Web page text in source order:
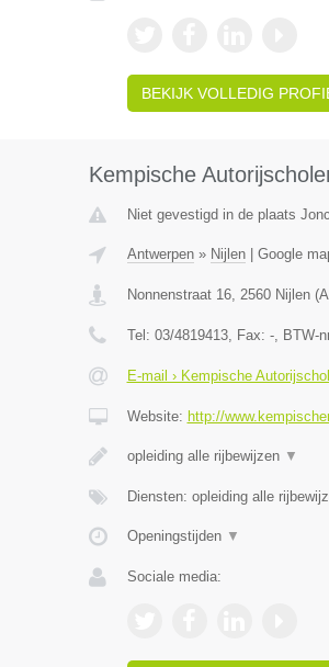
BEKIJK VOLLEDIG
Kempische
Niet gevestigd in de plaats
Antwerpen» Nijlen| Google
Nonnenstraat 16, 2560 Nijlen(
Tel: 03/4819413, Fax: -, BTW-
E-mail › Kempische
Website: http://
opleiding alle rijbewijzen ▼
Diensten: opleiding alle
Openingstijden ▼
Sociale media: